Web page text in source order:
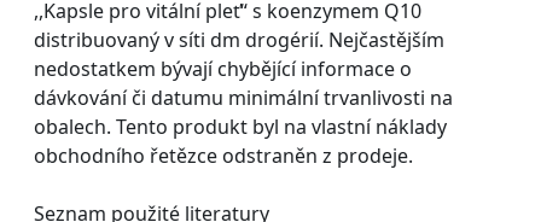
,,Kapsle pro vitální pleť“ s koenzymem Q10
distribuovaný v síti dm drogérií. Nejčastějším
nedostatkem bývají chybějící informace o
dávkování či datumu minimální trvanlivosti na
obalech. Tento produkt byl na vlastní náklady
obchodního řetězce odstraněn z prodeje.
Seznam použité literatury